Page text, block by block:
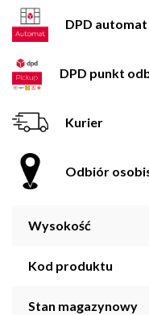
DPD
DPD punkt
Kurier
Odbiór
Wysokość
Kod produktu
Stan magazynowy